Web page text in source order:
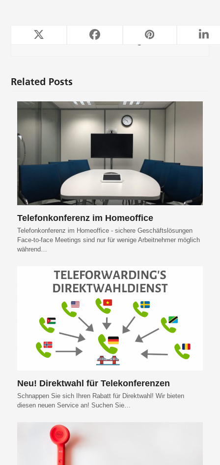
TeleForwarding
Related Posts
Telefonkonferenz im Homeoffice
Telefonkonferenz im Homeoffice - sichere Geschäftslösungen
Face-to-face Meetings sind nur für wenige Arbeitnehmer möglich
während…
Neu! Direktwahl für Telekonferenzen
Schnappen Sie sich Ihren Rabatt für Direktwahl! Wir bieten
diesen neuen Service an! Suchen Sie…